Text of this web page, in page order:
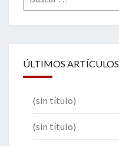
por:
ÚLTIMOS ARTÍCULOS
(sin título)
(sin título)